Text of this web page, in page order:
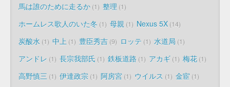
馬は誰のために走るか 1 整理 1
ホームレス歌人のいた冬 1 母親 1 Nexus 5X 14
炭酸水 1 中上 1 豊臣秀吉 9 ロッテ 1 水道局 1
アンドレ 1 長宗我部氏 1 鉄板道路 1 アカギ 1 梅花 1
高野慎三 1 伊達政宗 1 阿房宮 1 ウイルス 1 金宦 1